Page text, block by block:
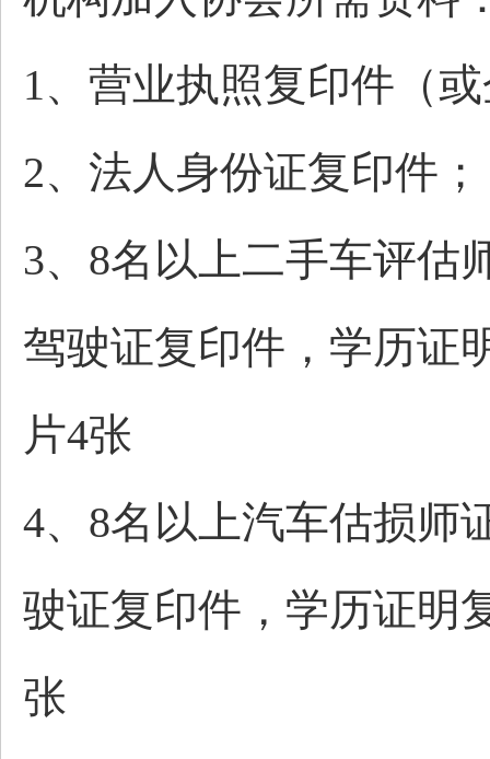
1、 营业执照复印件（
2、 法人身份证复印件；
3、8名以上二手车评估
驾驶证复印件，学历证
片4张
4、8名以上汽车估损师
驶证复印件，学历证明
张